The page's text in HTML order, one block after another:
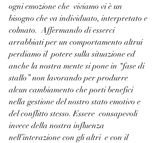
ogni emozione che  viviamo vi è un
bisogno che va individuato, interpretato e
colmato.  Affermando di esserci
arrabbiati per un comportamento altrui
perdiamo il  potere sulla situazione ed
anche la nostra mente si pone in “fase di
stallo” non lavorando per produrre
alcun cambiamento che porti benefici
nella gestione del nostro stato emotivo e
del conflitto stesso. Essere  consapevoli
invece della nostra influenza
nell’interazione con gli altri  e con il